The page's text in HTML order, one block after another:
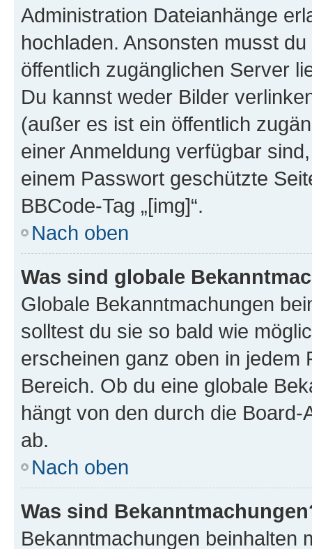
Administration Dateianhänge
hochladen. Ansonsten musst
öffentlich zugänglichen Server
Du kannst weder Bilder
(außer es ist ein öffentlich
einer Anmeldung verfügbar
einem Passwort geschützte
BBCode-Tag „[img]“.
Nach oben
Was sind globale
Globale Bekanntmachungen
solltest du sie so bald wie
erscheinen ganz oben in jedem
Bereich. Ob du eine globale
hängt von den durch die
ab.
Nach oben
Was sind
Bekanntmachungen beinhalten